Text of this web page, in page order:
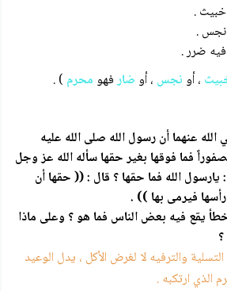
.
نجس .
ضرر .
، أو نجس ، أو ضارفهو محرم ) .
عنهما أن رسول الله صلى الله عليه
فما فوقها بغير حقها سأله الله عز وجل
يارسول الله فما حقها ؟ قال : (( حقها أن
رأسها فيرمى بها )) .
يقع فيه بعض الناس فما هو ؟ وعلى ماذا
والترفيه لا لغرض الأكل ، يدل الوعيد
الذي ارتكبه .